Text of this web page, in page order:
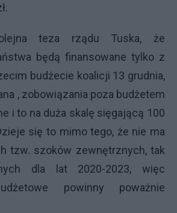
teza rządu Tuska, że
będą finansowane tylko z
budżecie koalicji 13 grudnia,
, zobowiązania poza budżetem
i to na duża skalę sięgającą 100
się to mimo tego, że nie ma
tzw. szoków zewnętrznych, tak
dla lat 2020-2023, więc
powinny poważnie